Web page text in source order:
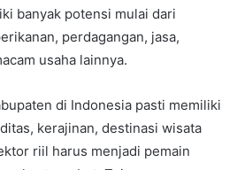
banyak potensi mulai dari
perdagangan, jasa,
usaha lainnya.
di Indonesia pasti memiliki
kerajinan, destinasi wisata
riil harus menjadi pemain